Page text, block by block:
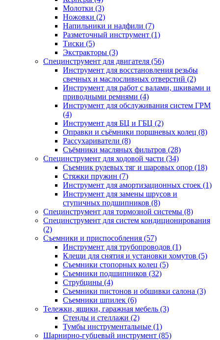
Молотки (3)
Ножовки (2)
Напильники и надфили (7)
Разметочный инструмент (1)
Тиски (5)
Экстракторы (3)
Специнструмент для двигателя (56)
Инструмент для восстановления резьбы
свечных и маслосливных отверстий (2)
Инструмент для работ с валами, шкивами и
приводными ремнями (4)
Инструмент для обслуживания систем ГРМ
(4)
Инструмент для БЦ и ГБЦ (2)
Оправки и съёмники поршневых колец (8)
Рассухариватели (8)
Съёмники масляных фильтров (28)
Специнструмент для ходовой части (34)
Съемник рулевых тяг и шаровых опор (18)
Стяжки пружин (7)
Инструмент для амортизационных стоек (1)
Инструмент для замены шрусов и
ступичных подшипников (8)
Специнструмент для тормозной системы (8)
Специнструмент для систем кондиционирования
(2)
Съемники и приспособления (57)
Инструмент для трубопроводов (1)
Клещи для снятия и установки хомутов (5)
Съемники стопорных колец (5)
Съемники подшипников (32)
Струбцины (4)
Съемники пистонов и обшивки салона (3)
Съемники шпилек (6)
Тележки, ящики, гаражная мебель (3)
Cтенды и стеллажи (2)
Тумбы инструментальные (1)
Шарнирно-губцевый инструмент (85)